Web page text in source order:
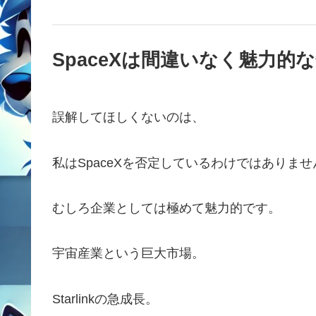
SpaceXは間違いなく魅力的
誤解してほしくないのは、
私はSpaceXを否定しているわけではありませ
むしろ企業としては極めて魅力的です。
宇宙産業という巨大市場。
Starlinkの急成長。